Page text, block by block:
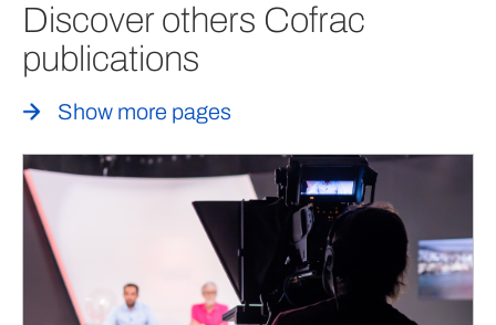
Discover others Cofrac
publications
Show more pages